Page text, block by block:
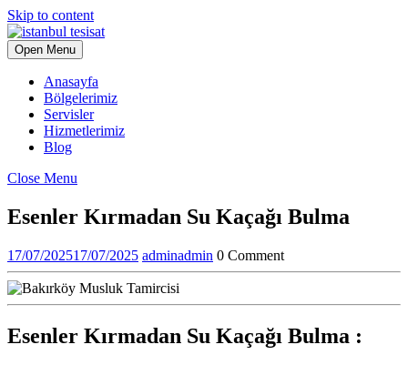
Skip to content
Open Menu
Anasayfa
Bölgelerimiz
Servisler
Hizmetlerimiz
Blog
Close Menu
Esenler Kırmadan Su Kaçağı Bulma
17/07/202517/07/2025 adminadmin 0 Comment
Esenler Kırmadan Su Kaçağı Bulma :